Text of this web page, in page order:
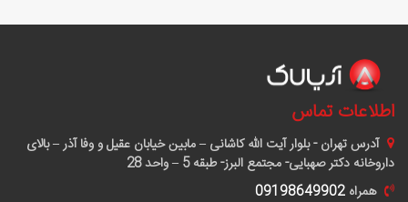
اطلاعات تماس
آدرستهران - بلوار آیت الله کاشانی – مابین خیابان عقیل و وفا آذر – بالای
داروخانه دکتر صهبایی- مجتمع البرز- طبقه 5 – واحد 28
همراه 09198649902